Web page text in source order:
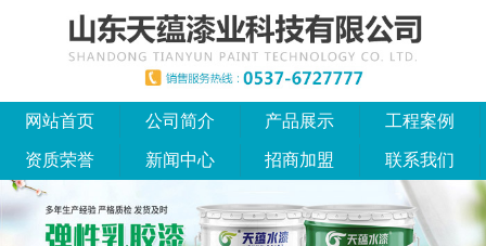
网站首页 公司简介 产品展示 工程案例
资质荣誉 新闻中心 招商加盟 联系我们